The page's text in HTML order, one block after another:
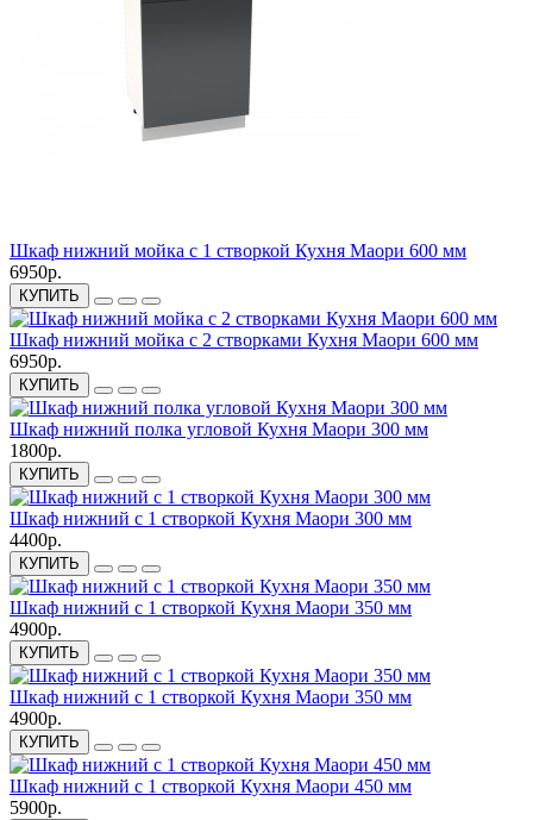
Шкаф нижний мойка с 1 створкой Кухня Маори 600 мм
6950р.
КУПИТЬ
Шкаф нижний мойка с 2 створками Кухня Маори 600 мм
6950р.
КУПИТЬ
Шкаф нижний полка угловой Кухня Маори 300 мм
1800р.
КУПИТЬ
Шкаф нижний с 1 створкой Кухня Маори 300 мм
4400р.
КУПИТЬ
Шкаф нижний с 1 створкой Кухня Маори 350 мм
4900р.
КУПИТЬ
Шкаф нижний с 1 створкой Кухня Маори 350 мм
4900р.
КУПИТЬ
Шкаф нижний с 1 створкой Кухня Маори 450 мм
5900р.